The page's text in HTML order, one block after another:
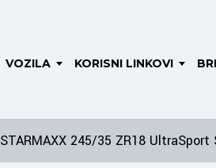
VOZILA KORISNI LINKOVI
STARMAXX 245/35 ZR18 UltraSport